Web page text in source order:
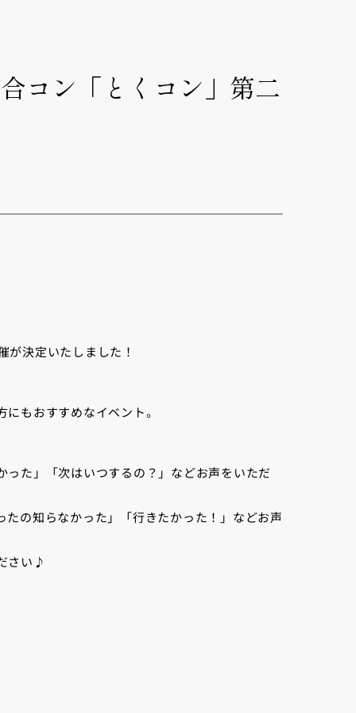
コン「とくコン」第二
が決定いたしました！
もおすすめなイベント。
た」「次はいつするの？」などお声をいただ
の知らなかった」「行きたかった！」などお声
さい♪